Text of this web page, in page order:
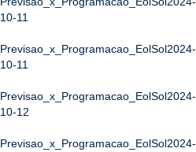
10-11
Previsao_x_Programacao_EolSol2024-
10-11
Previsao_x_Programacao_EolSol2024-
10-12
Previsao_x_Programacao_EolSol2024-